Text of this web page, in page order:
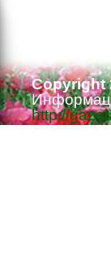
Copyright
http://